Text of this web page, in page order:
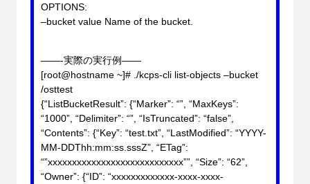
OPTIONS:
–bucket value Name of the bucket.
——-実際の実行例——
[root@hostname ~]# ./kcps-cli list-objects –bucket
/osttest
{“ListBucketResult”: {“Marker”: “”, “MaxKeys”:
“1000”, “Delimiter”: “”, “IsTruncated”: “false”,
“Contents”: {“Key”: “test.txt”, “LastModified”: “YYYY-
MM-DDThh:mm:ss.sssZ”, “ETag”:
“”xxxxxxxxxxxxxxxxxxxxxxxxxxxx””, “Size”: “62”,
“Owner”: {“ID”: “xxxxxxxxxxxxx-xxxx-xxxx-